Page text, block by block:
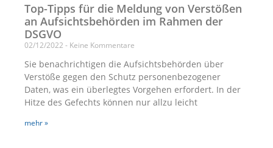
Top-Tipps für die Meldung von Verstößen
an Aufsichtsbehörden im Rahmen der
DSGVO
02/12/2022 Keine Kommentare
Sie benachrichtigen die Aufsichtsbehörden über
Verstöße gegen den Schutz personenbezogener
Daten, was ein überlegtes Vorgehen erfordert. In der
Hitze des Gefechts können nur allzu leicht
mehr »